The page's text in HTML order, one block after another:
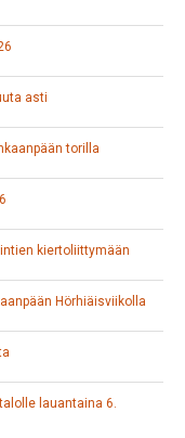
asti
torilla
kiertoliittymään
Hörhiäisviikolla
lauantaina 6.